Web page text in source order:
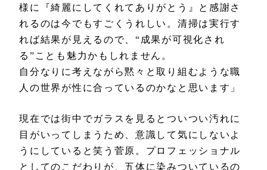
様に『綺麗にしてくれてありがとう』と感謝さ
れるのは今でもすごくうれしい。清掃は実行す
れば結果が見えるので、“成果が可視化され
る”ことも魅力かもしれません。
自分なりに考えながら黙々と取り組むような職
人の世界が性に合っているのかなと思います」
現在では街中でガラスを見るとついつい汚れに
目がいってしまうため、意識して気にしないよ
うにしていると笑う菅原。プロフェッショナル
としてのこだわりが、五体に染みついているの